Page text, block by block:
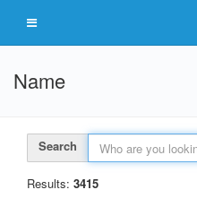
Name
Search
Results: 3415